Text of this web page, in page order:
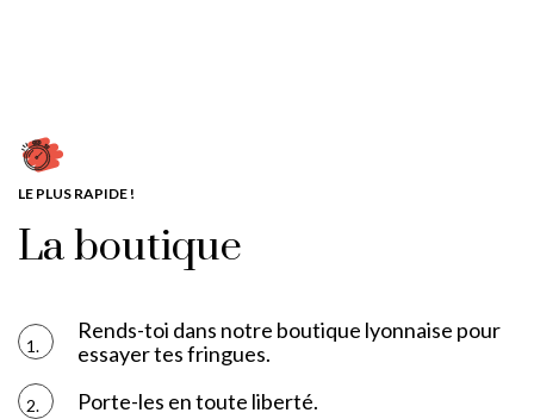
LE PLUS RAPIDE !
La boutique
1.
Rends-toi dans notre boutique lyonnaise pour
essayer tes fringues.
2. Porte-les en toute liberté.